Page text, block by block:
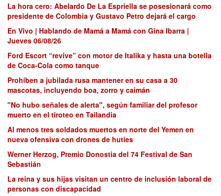
La hora cero: Abelardo De La Espriella se posesionará como
presidente de Colombia y Gustavo Petro dejará el cargo
En Vivo | Hablando de Mamá a Mamá con Gina Ibarra |
Jueves 06/08/26
Ford Escort “revive” con motor de Italika y hasta una botella
de Coca-Cola como tanque
Prohíben a jubilada rusa mantener en su casa a 30
mascotas, incluyendo boa, zorro y caimán
"No hubo señales de alerta", según familiar del profesor
muerto en el tiroteo en Tailandia
Al menos tres soldados muertos en norte del Yemen en
nueva ofensiva con drones de hutíes
Werner Herzog, Premio Donostia del 74 Festival de San
Sebastián
La reina y sus hijas visitan un centro de inclusión laboral de
personas con discapacidad